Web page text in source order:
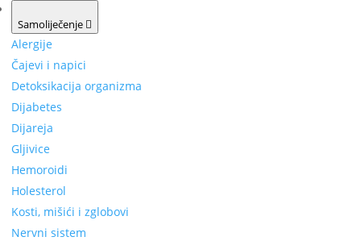
Samoliječenje
Alergije
Čajevi i napici
Detoksikacija organizma
Dijabetes
Dijareja
Gljivice
Hemoroidi
Holesterol
Kosti, mišići i zglobovi
Nervni sistem